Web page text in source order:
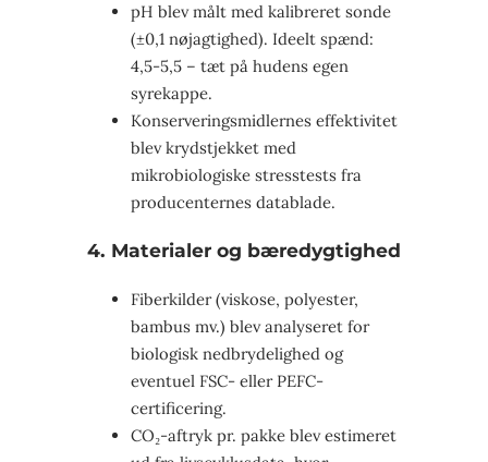
pH blev målt med kalibreret sonde
(±0,1 nøjagtighed). Ideelt spænd:
4,5-5,5 – tæt på hudens egen
syrekappe.
Konserveringsmidlernes effektivitet
blev krydstjekket med
mikrobiologiske stresstests fra
producenternes datablade.
4. Materialer og bæredygtighed
Fiberkilder (viskose, polyester,
bambus mv.) blev analyseret for
biologisk nedbrydelighed og
eventuel FSC- eller PEFC-
certificering.
CO₂-aftryk pr. pakke blev estimeret